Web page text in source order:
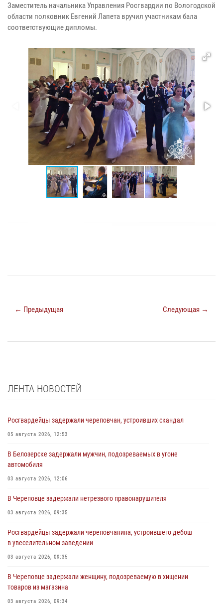
Заместитель начальника Управления Росгвардии по Вологодской
области полковник Евгений Лапета вручил участникам бала
соответствующие дипломы.
← Предыдущая Следующая →
ЛЕНТА НОВОСТЕЙ
Росгвардейцы задержали череповчан, устроивших скандал
05 августа 2026, 12:53
В Белозерске задержали мужчин, подозреваемых в угоне
автомобиля
03 августа 2026, 12:06
В Череповце задержали нетрезвого правонарушителя
03 августа 2026, 09:35
Росгвардейцы задержали череповчанина, устроившего дебош
в увеселительном заведении
03 августа 2026, 09:35
В Череповце задержали женщину, подозреваемую в хищении
товаров из магазина
03 августа 2026, 09:34